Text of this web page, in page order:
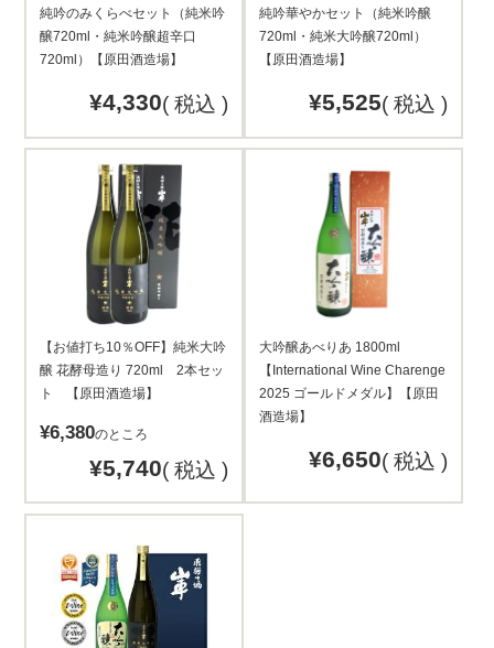
純吟のみくらべセット（純米吟
醸720ml・純米吟醸超辛口
720ml）【原田酒造場】
¥4,330 税込
純吟華やかセット（純米吟醸
720ml・純米大吟醸720ml）
【原田酒造場】
¥5,525 税込
【お値打ち10％OFF】純米大吟
醸 花酵母造り 720ml 2本セッ
ト 【原田酒造場】
¥6,380のところ
¥5,740 税込
大吟醸あべりあ 1800ml
【International Wine Charenge
2025 ゴールドメダル】【原田
酒造場】
¥6,650 税込